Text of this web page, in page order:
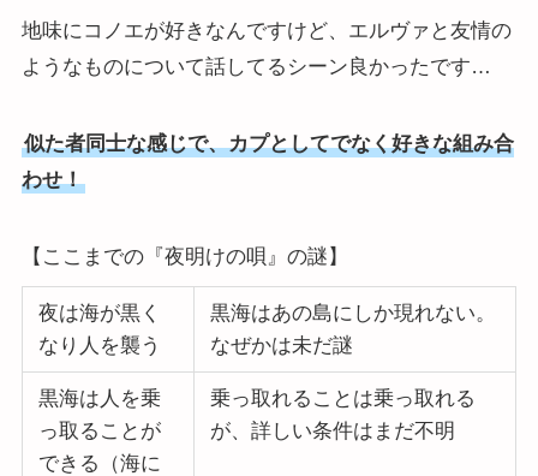
地味にコノエが好きなんですけど、エルヴァと友情の
ようなものについて話してるシーン良かったです…
似た者同士な感じで、カプとしてでなく好きな組み合
わせ！
【ここまでの『夜明けの唄』の謎】
夜は海が黒く
なり人を襲う
黒海はあの島にしか現れない。
なぜかは未だ謎
黒海は人を乗
っ取ることが
できる（海に
乗っ取れることは乗っ取れる
が、詳しい条件はまだ不明